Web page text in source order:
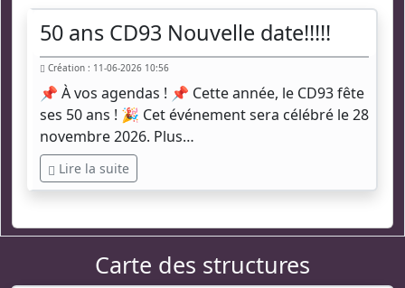
50 ans CD93 Nouvelle date!!!!!
Création : 11-06-2026 10:56
📌 À vos agendas ! 📌 Cette année, le CD93 fête
ses 50 ans ! 🎉 Cet événement sera célébré le 28
novembre 2026. Plus…
Lire la suite
Carte des structures